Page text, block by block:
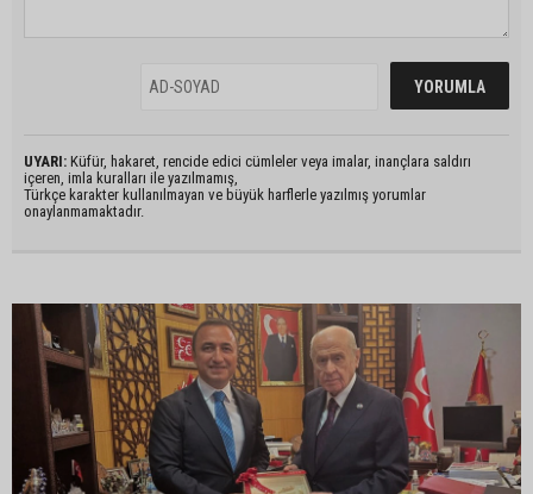
UYARI: Küfür, hakaret, rencide edici cümleler veya imalar, inançlara saldırı
içeren, imla kuralları ile yazılmamış,
Türkçe karakter kullanılmayan ve büyük harflerle yazılmış yorumlar
onaylanmamaktadır.